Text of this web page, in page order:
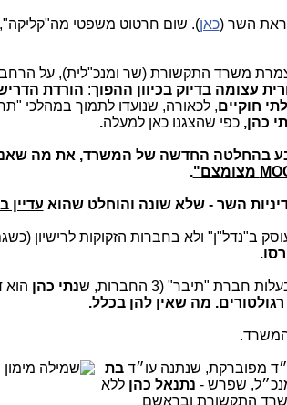
השר (כאן). שום חרטוט משפטי מה"קליקה",
משרד התקשורת (שר ומנכ"לית), על
עצומה בדיוק בכיוון ההפוך: הורדת
חוקיים, לכאורה, שנועדו לתמוך במהלכי
כהן,כפי שהצגנו כאן למעלה.
בהחלטה החדשה של המשרד, את מה
.
השר - שלא שונה והוחלט שהוא עדיין
ב"נדל"ן" ולא בחברות הזקוקות לרישיון
"תיבר" (3 החברות, ש נתי כהן הוא
. מה שאין להן בכלל.
מפוברקת, שנתנה עו״דבת
שפרש - נתנאל כהן ללא
התקשורת ובראשם